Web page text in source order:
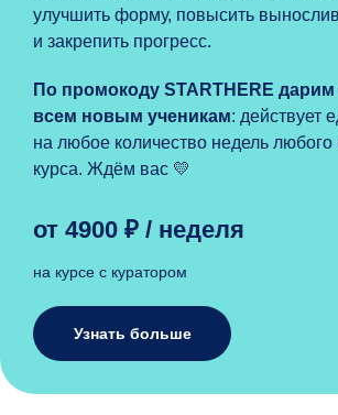
улучшить форму, повысить
и закрепить прогресс.
По промокоду STARTHERE дарим
всем новым ученикам: действует
на любое количество недель любого
курса. Ждём вас 💛
от 4900 ₽ / неделя
на курсе с куратором
Узнать больше